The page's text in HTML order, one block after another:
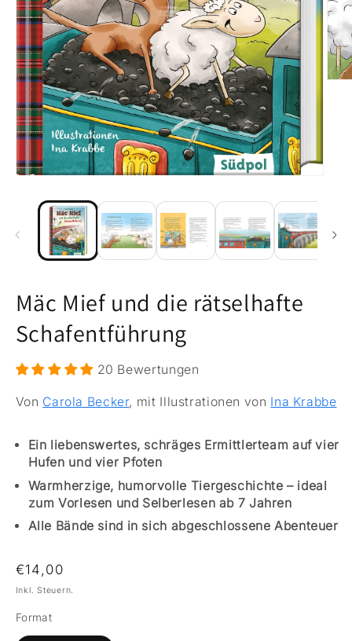
Mäc Mief und die rätselhafte
Schafentführung
20 Bewertungen
Von Carola Becker, mit Illustrationen von Ina Krabbe
Ein liebenswertes, schräges Ermittlerteam auf vier
Hufen und vier Pfoten
Warmherzige, humorvolle Tiergeschichte – ideal
zum Vorlesen und Selberlesen ab 7 Jahren
Alle Bände sind in sich abgeschlossene Abenteuer
Normaler Preis
€14,00
Inkl. Steuern.
Format